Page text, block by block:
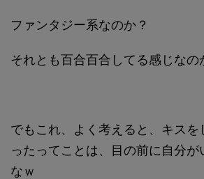
ファンタジー系なのか？
それとも百合百合してる感じなの
でもこれ、よく考えると、キスを
ったってことは、目の前に自分が
なｗ